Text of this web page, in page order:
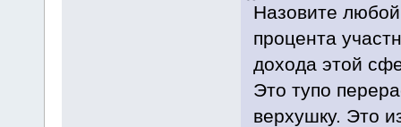
Назовите
процента
дохода этой
Это тупо
верхушку. Это